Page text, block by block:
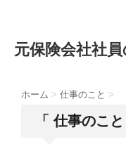
元保険会社社
ホーム > 仕事のこと >
「 仕事のこ